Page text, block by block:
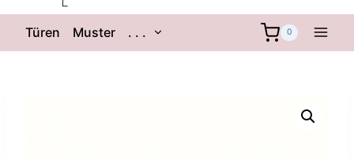
Türen Muster . . . 0